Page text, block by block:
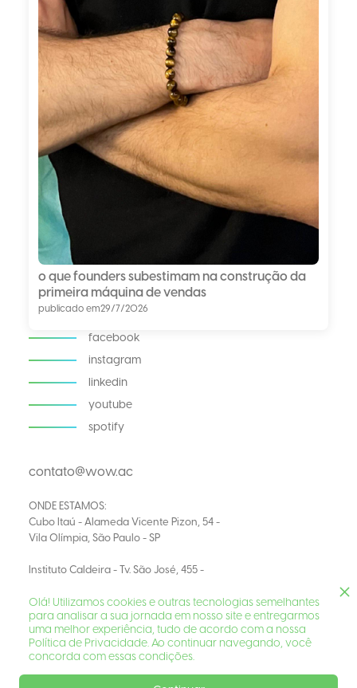
o que founders subestimam na construção da
primeira máquina de vendas
publicado em29/7/2026
facebook
instagram
linkedin
youtube
spotify
contato@wow.ac
ONDE ESTAMOS:
Cubo Itaú - Alameda Vicente Pizon, 54 -
Vila Olímpia, São Paulo - SP
Instituto Caldeira - Tv. São José, 455 -
© 2026 WOW Aceleradora de Startups
Desenvolvido por
Olá! Utilizamos cookies e outras tecnologias semelhantes
para analisar a sua jornada em nosso site e entregarmos
uma melhor experiência, tudo de acordo com a nossa
Política de Privacidade. Ao continuar navegando, você
concorda com essas condições.